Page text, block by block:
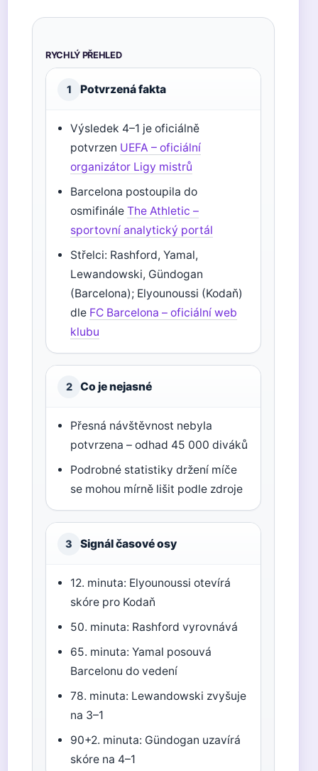
RYCHLÝ PŘEHLED
1 Potvrzená fakta
Výsledek 4–1 je oficiálně
potvrzen UEFA – oficiální
organizátor Ligy mistrů
Barcelona postoupila do
osmifináleThe Athletic –
sportovní analytický portál
Střelci: Rashford, Yamal,
Lewandowski, Gündogan
(Barcelona); Elyounoussi (Kodaň)
dle FC Barcelona – oficiální web
klubu
2 Co je nejasné
Přesná návštěvnost nebyla
potvrzena – odhad 45 000 diváků
Podrobné statistiky držení míče
se mohou mírně lišit podle zdroje
3 Signál časové osy
12. minuta: Elyounoussi otevírá
skóre pro Kodaň
50. minuta: Rashford vyrovnává
65. minuta: Yamal posouvá
Barcelonu do vedení
78. minuta: Lewandowski zvyšuje
na 3–1
90+2. minuta: Gündogan uzavírá
skóre na 4–1